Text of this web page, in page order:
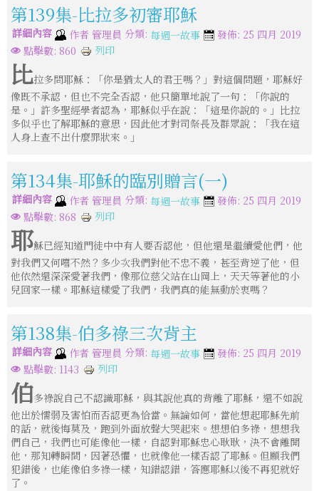
第139集-比拉多初審耶穌
詳細內容 作者 管理員 分類: 每週一故事
發佈: 25 四月 2019
點擊數: 860
列印
比拉多問耶穌：「你是猶太人的君王嗎？」對這個問題，耶穌好
像既不承認，但也不完全否認，他只簡單地說了一句：「你說的
是。」許多聖經學者認為，耶穌似乎在說：「這是你說的。」比拉
多似乎也了解耶穌的意思，因此他才對司祭長及群眾說：「我在這
人身上查不出什麼罪狀來。」
第134集-耶穌的臨別贈言(一)
詳細內容 作者 管理員 分類: 每週一故事
發佈: 25 四月 2019
點擊數: 868
列印
耶穌已經知道門徒中中有人要否認他，但他還是繼續愛他們，他
對我們又何嚐不然？多少次我們對他不忠不義，甚至背逆了他，但
他依然還深深愛著我們，像那位慈父站在山岡上，天天等著他的小
兒回家一樣。耶穌這樣愛了我們，我們真的能無動於衷嗎？
第138集-伯多祿三次背主
詳細內容 作者 管理員 分類: 每週一故事
發佈: 25 四月 2019
點擊數: 1143
列印
伯多祿說自己不認識耶穌，與其說他真的背離了耶穌，還不如說
他出於懦弱及害怕而否認更為恰當。無論如何，當他想起耶穌先前
的話，就後悔莫及，跑到外面放聲大哭起來。想想伯多祿，想想我
們自己，我們也可能像他一樣，自認對耶穌忠心耿耿，決不會離開
他，那知轉瞬間，因著恐懼，也就像他一樣否認了耶穌。但願我們
犯錯後，也能像伯多祿一樣，知錯認錯，答應耶穌以後不再犯就好
了。